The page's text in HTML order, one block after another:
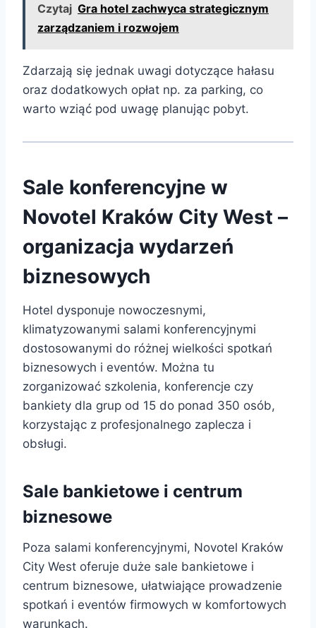
Czytaj Gra hotel zachwyca strategicznym
zarządzaniem i rozwojem
Zdarzają się jednak uwagi dotyczące hałasu
oraz dodatkowych opłat np. za parking, co
warto wziąć pod uwagę planując pobyt.
Sale konferencyjne w
Novotel Kraków City West –
organizacja wydarzeń
biznesowych
Hotel dysponuje nowoczesnymi,
klimatyzowanymi salami konferencyjnymi
dostosowanymi do różnej wielkości spotkań
biznesowych i eventów. Można tu
zorganizować szkolenia, konferencje czy
bankiety dla grup od 15 do ponad 350 osób,
korzystając z profesjonalnego zaplecza i
obsługi.
Sale bankietowe i centrum
biznesowe
Poza salami konferencyjnymi, Novotel Kraków
City West oferuje duże sale bankietowe i
centrum biznesowe, ułatwiające prowadzenie
spotkań i eventów firmowych w komfortowych
warunkach.